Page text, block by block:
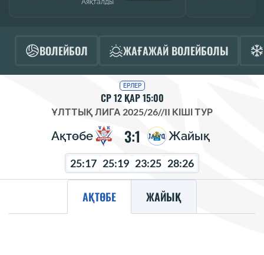
Аяқталды
ВОЛЕЙБОЛ ЖАҒАЖАЙ ВОЛЕЙБОЛЫ
ЕРЛЕР
СР 12 ҚАР 15:00
ҰЛТТЫҚ ЛИГА 2025/26//II КІШІ ТУР
Ақтөбе 3:1 Жайық
25:17 25:19 23:25 28:26
АҚТӨБЕ ЖАЙЫҚ